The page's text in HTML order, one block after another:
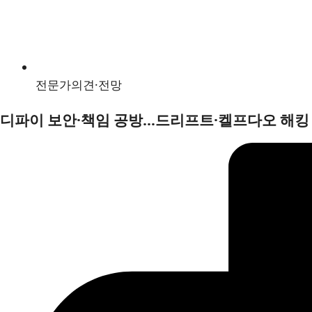
전문가의견·전망
디파이 보안·책임 공방…드리프트·켈프다오 해